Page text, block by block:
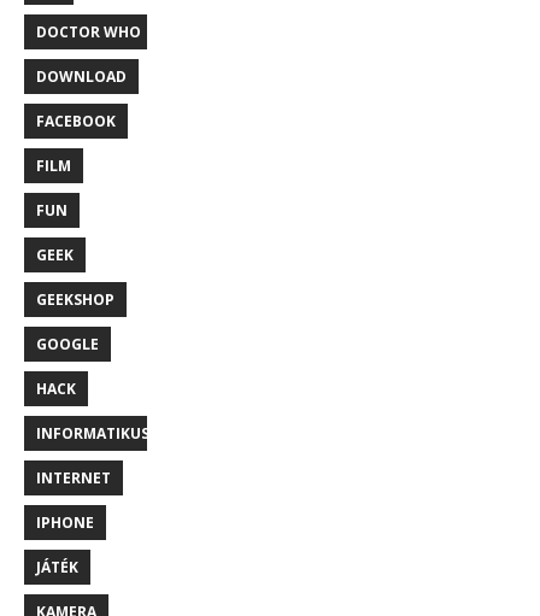
DOCTOR WHO
DOWNLOAD
FACEBOOK
FILM
FUN
GEEK
GEEKSHOP
GOOGLE
HACK
INFORMATIKUS
INTERNET
IPHONE
JÁTÉK